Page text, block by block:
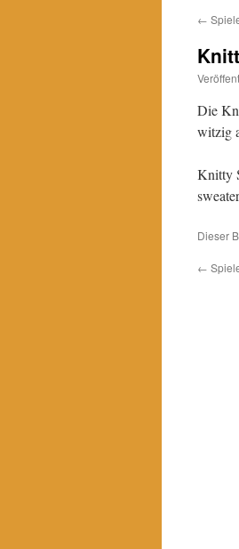
←
Die
witzig
Knitty
Dieser
←